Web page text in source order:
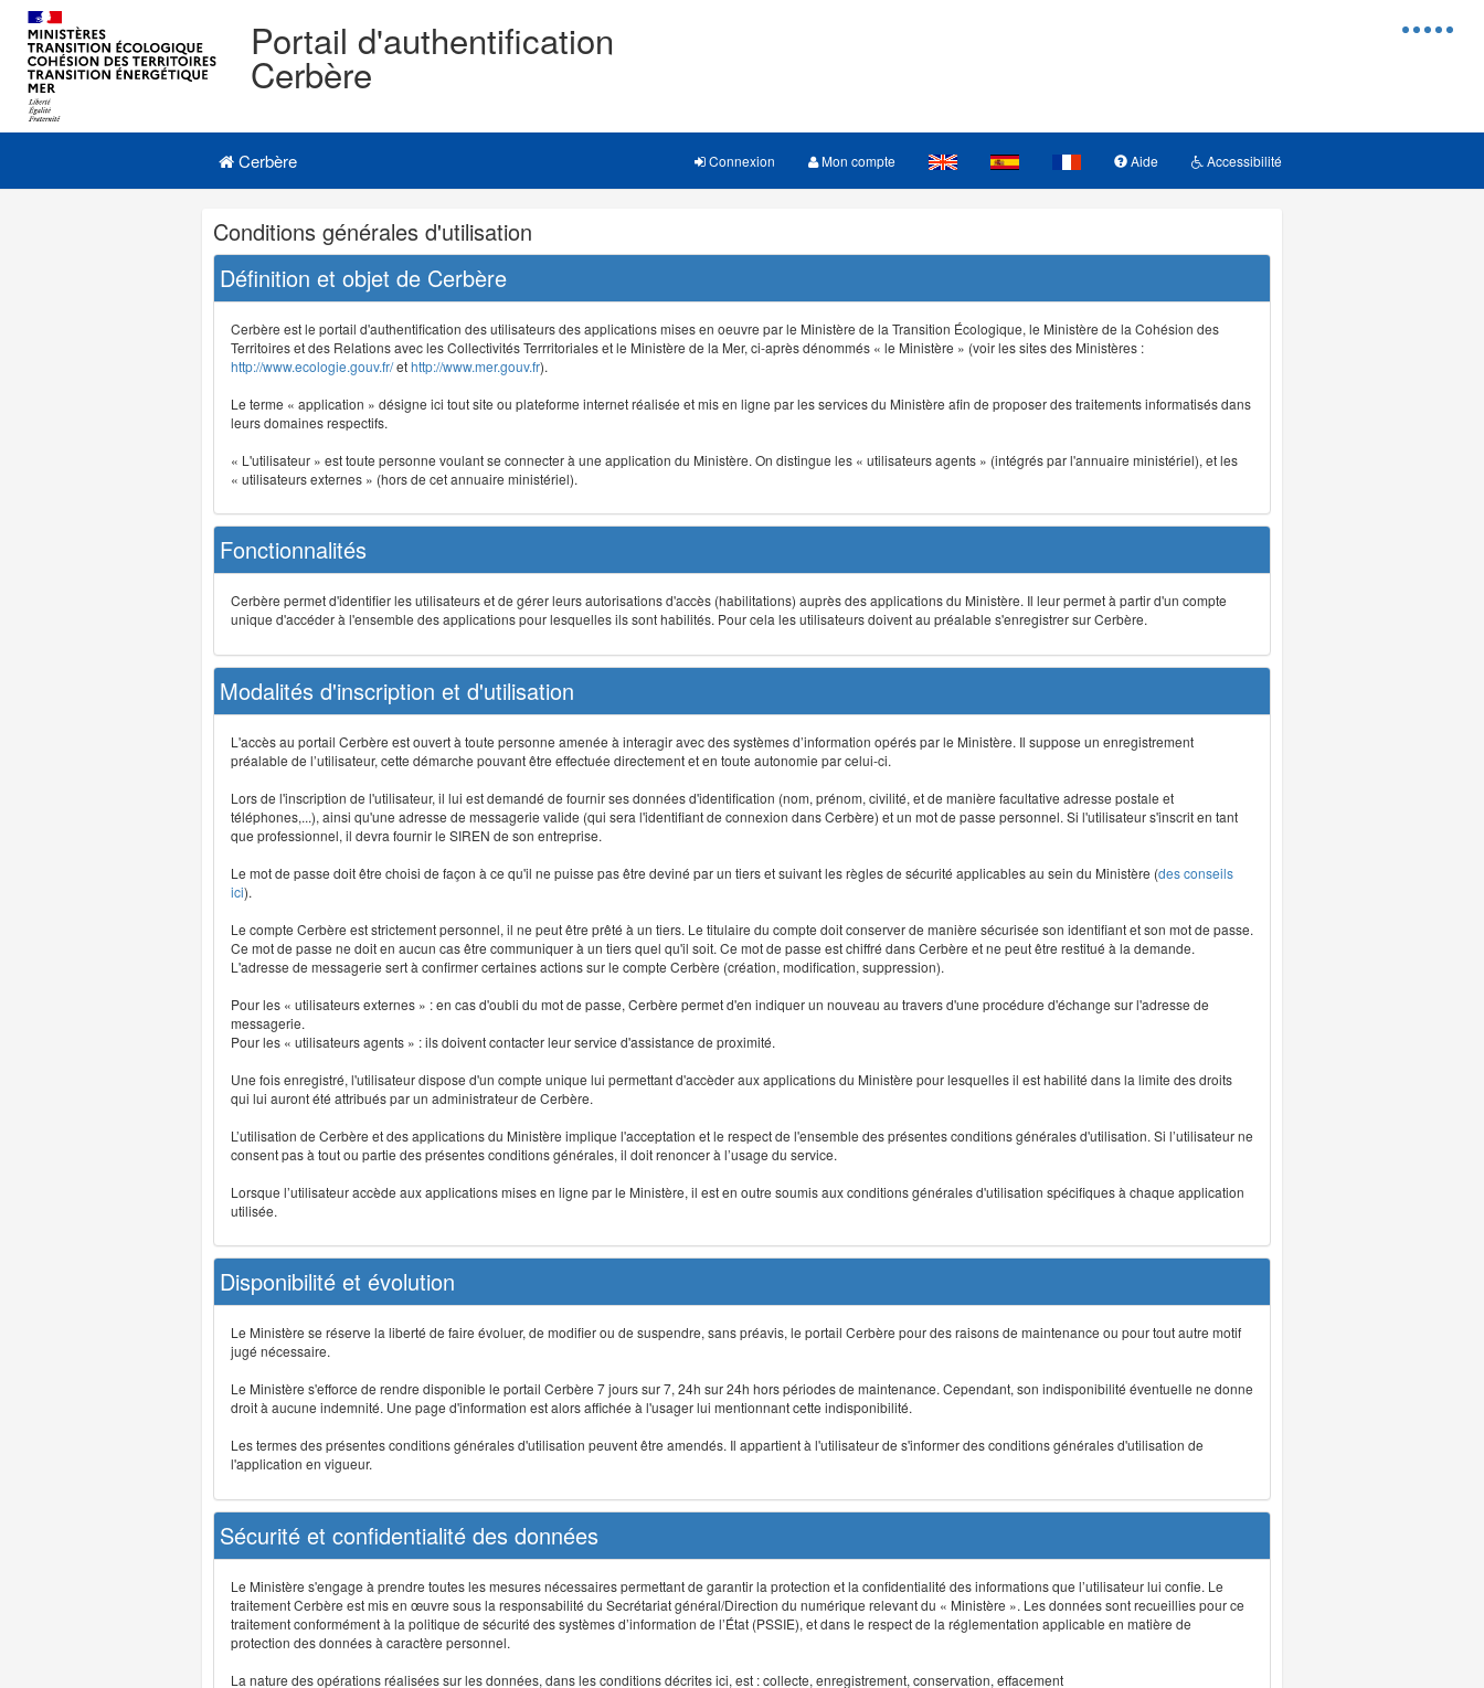
Menu
Portail d'authentification
Cerbère
Navigation
Menu principal
Cerbère Connexion Mon compte Aide Accessibilité
Navigation
et
outils
annexes
Conditions générales d'utilisation
Définition et objet de Cerbère
Cerbère est le portail d'authentification des utilisateurs des applications mises en oeuvre par le Ministère de la Transition Écologique, le Ministère de la Cohésion des
Territoires et des Relations avec les Collectivités Terrritoriales et le Ministère de la Mer, ci-après dénommés « le Ministère » (voir les sites des Ministères :
http://www.ecologie.gouv.fr/ethttp://www.mer.gouv.fr).
Le terme « application » désigne ici tout site ou plateforme internet réalisée et mis en ligne par les services du Ministère afin de proposer des traitements informatisés dans
leurs domaines respectifs.
« L'utilisateur » est toute personne voulant se connecter à une application du Ministère. On distingue les « utilisateurs agents » (intégrés par l'annuaire ministériel), et les
« utilisateurs externes » (hors de cet annuaire ministériel).
Fonctionnalités
Cerbère permet d'identifier les utilisateurs et de gérer leurs autorisations d'accès (habilitations) auprès des applications du Ministère. Il leur permet à partir d'un compte
unique d'accéder à l'ensemble des applications pour lesquelles ils sont habilités. Pour cela les utilisateurs doivent au préalable s'enregistrer sur Cerbère.
Modalités d'inscription et d'utilisation
L'accès au portail Cerbère est ouvert à toute personne amenée à interagir avec des systèmes d’information opérés par le Ministère. Il suppose un enregistrement
préalable de l’utilisateur, cette démarche pouvant être effectuée directement et en toute autonomie par celui-ci.
Lors de l'inscription de l'utilisateur, il lui est demandé de fournir ses données d'identification (nom, prénom, civilité, et de manière facultative adresse postale et
téléphones,...), ainsi qu'une adresse de messagerie valide (qui sera l'identifiant de connexion dans Cerbère) et un mot de passe personnel. Si l'utilisateur s'inscrit en tant
que professionnel, il devra fournir le SIREN de son entreprise.
Le mot de passe doit être choisi de façon à ce qu'il ne puisse pas être deviné par un tiers et suivant les règles de sécurité applicables au sein du Ministère (des conseils
ici).
Le compte Cerbère est strictement personnel, il ne peut être prêté à un tiers. Le titulaire du compte doit conserver de manière sécurisée son identifiant et son mot de passe.
Ce mot de passe ne doit en aucun cas être communiquer à un tiers quel qu'il soit. Ce mot de passe est chiffré dans Cerbère et ne peut être restitué à la demande.
L'adresse de messagerie sert à confirmer certaines actions sur le compte Cerbère (création, modification, suppression).
Pour les « utilisateurs externes » : en cas d'oubli du mot de passe, Cerbère permet d'en indiquer un nouveau au travers d'une procédure d'échange sur l'adresse de
messagerie.
Pour les « utilisateurs agents » : ils doivent contacter leur service d'assistance de proximité.
Une fois enregistré, l'utilisateur dispose d'un compte unique lui permettant d'accèder aux applications du Ministère pour lesquelles il est habilité dans la limite des droits
qui lui auront été attribués par un administrateur de Cerbère.
L’utilisation de Cerbère et des applications du Ministère implique l'acceptation et le respect de l'ensemble des présentes conditions générales d'utilisation. Si l’utilisateur ne
consent pas à tout ou partie des présentes conditions générales, il doit renoncer à l’usage du service.
Lorsque l’utilisateur accède aux applications mises en ligne par le Ministère, il est en outre soumis aux conditions générales d'utilisation spécifiques à chaque application
utilisée.
Disponibilité et évolution
Le Ministère se réserve la liberté de faire évoluer, de modifier ou de suspendre, sans préavis, le portail Cerbère pour des raisons de maintenance ou pour tout autre motif
jugé nécessaire.
Le Ministère s'efforce de rendre disponible le portail Cerbère 7 jours sur 7, 24h sur 24h hors périodes de maintenance. Cependant, son indisponibilité éventuelle ne donne
droit à aucune indemnité. Une page d'information est alors affichée à l'usager lui mentionnant cette indisponibilité.
Les termes des présentes conditions générales d'utilisation peuvent être amendés. Il appartient à l'utilisateur de s'informer des conditions générales d'utilisation de
l'application en vigueur.
Sécurité et confidentialité des données
Le Ministère s'engage à prendre toutes les mesures nécessaires permettant de garantir la protection et la confidentialité des informations que l’utilisateur lui confie. Le
traitement Cerbère est mis en œuvre sous la responsabilité du Secrétariat général/Direction du numérique relevant du « Ministère ». Les données sont recueillies pour ce
traitement conformément à la politique de sécurité des systèmes d’information de l’État (PSSIE), et dans le respect de la réglementation applicable en matière de
protection des données à caractère personnel.
La nature des opérations réalisées sur les données, dans les conditions décrites ici, est : collecte, enregistrement, conservation, effacement